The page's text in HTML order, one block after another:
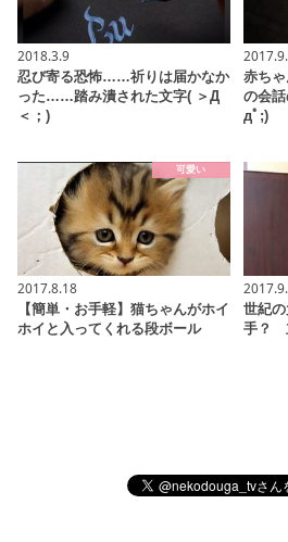
2018.3.9
忍び寄る恐怖……祈りは届かなか
った……踏み潰された文字( ＞Д
＜；)
赤ち
の会
дﾟ;)
可愛い
2017.8.18
【簡単・お手軽】猫ちゃんがホイ
ホイと入ってくれる段ボール
世紀
手？